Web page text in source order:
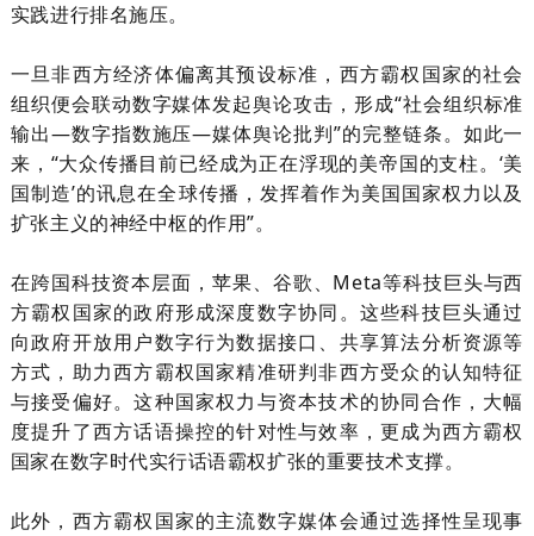
实践进行排名施压。
一旦非西方经济体偏离其预设标准，西方霸权国家的社会
组织便会联动数字媒体发起舆论攻击，形成“社会组织标准
输出—数字指数施压—媒体舆论批判”的完整链条。如此一
来，“大众传播目前已经成为正在浮现的美帝国的支柱。‘美
国制造’的讯息在全球传播，发挥着作为美国国家权力以及
扩张主义的神经中枢的作用”。
在跨国科技资本层面，苹果、谷歌、 Meta等科技巨头与西
方霸权国家的政府形成深度数字协同。这些科技巨头通过
向政府开放用户数字行为数据接口、共享算法分析资源等
方式，助力西方霸权国家精准研判非西方受众的认知特征
与接受偏好。这种国家权力与资本技术的协同合作，大幅
度提升了西方话语操控的针对性与效率，更成为西方霸权
国家在数字时代实行话语霸权扩张的重要技术支撑。
此外，西方霸权国家的主流数字媒体会通过选择性呈现事